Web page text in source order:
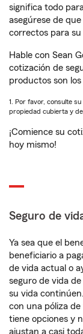
significa todo
asegúrese de
correctos para su
Hable con Sean
cotización de
productos son
1. Por favor, consulte
propiedad cubierta y
¡Comience su
hoy mismo!
Seguro de
Ya sea que el
beneficiario a
de vida actual o
seguro de vida
su vida
con una póliza
tiene opciones y
ajustan a casi